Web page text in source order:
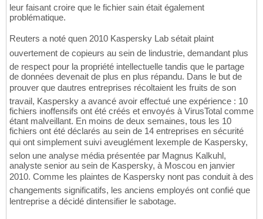
leur faisant croire que le fichier sain était également
problématique.
Reuters a noté quen 2010 Kaspersky Lab sétait plaint
ouvertement de copieurs au sein de lindustrie, demandant plus
de respect pour la propriété intellectuelle tandis que le partage
de données devenait de plus en plus répandu. Dans le but de
prouver que dautres entreprises récoltaient les fruits de son
travail, Kaspersky a avancé avoir effectué une expérience : 10
fichiers inoffensifs ont été créés et envoyés à VirusTotal comme
étant malveillant. En moins de deux semaines, tous les 10
fichiers ont été déclarés au sein de 14 entreprises en sécurité
qui ont simplement suivi aveuglément lexemple de Kaspersky,
selon une analyse média présentée par Magnus Kalkuhl,
analyste senior au sein de Kaspersky, à Moscou en janvier
2010. Comme les plaintes de Kaspersky nont pas conduit à des
changements significatifs, les anciens employés ont confié que
lentreprise a décidé dintensifier le sabotage.